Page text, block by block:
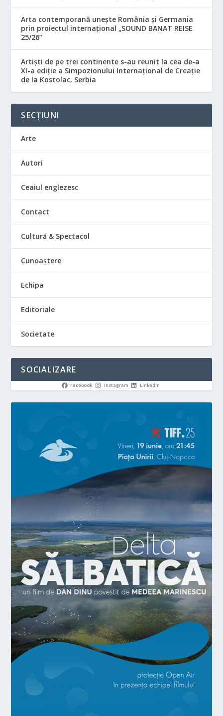
Arta contemporană unește România și Germania
prin proiectul internațional „SOUND BANAT REISE
25/26”
Artiști de pe trei continente s-au reunit la cea de-a
XI-a ediție a Simpozionului Internațional de Creație
de la Kostolac, Serbia
SECȚIUNI
Arte
Autori
Ceaiul englezesc
Contact
Cultură & Spectacol
Cunoaștere
Echipa
Editoriale
Societate
SOCIALIZARE
Facebook Instagram LinkedIn